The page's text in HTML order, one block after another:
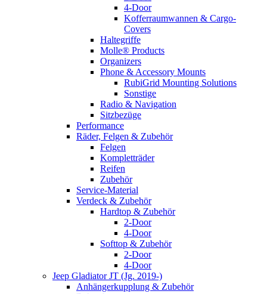
4-Door
Kofferraumwannen & Cargo-
Covers
Haltegriffe
Molle® Products
Organizers
Phone & Accessory Mounts
RubiGrid Mounting Solutions
Sonstige
Radio & Navigation
Sitzbezüge
Performance
Räder, Felgen & Zubehör
Felgen
Kompletträder
Reifen
Zubehör
Service-Material
Verdeck & Zubehör
Hardtop & Zubehör
2-Door
4-Door
Softtop & Zubehör
2-Door
4-Door
Jeep Gladiator JT (Jg. 2019-)
Anhängerkupplung & Zubehör